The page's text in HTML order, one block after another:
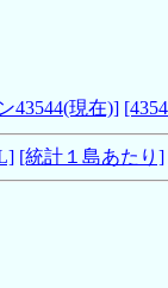
43544(現在)]
[統計１島あたり]